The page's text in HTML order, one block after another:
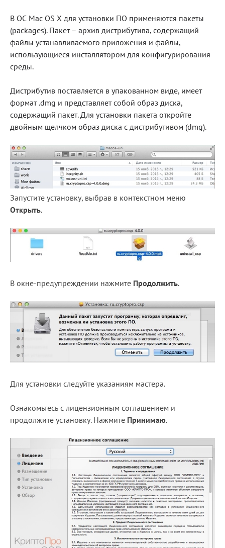
В ОС Mac OS X для установки ПО применяются пакеты
(packages). Пакет – архив дистрибутива, содержащий
файлы устанавливаемого приложения и файлы,
использующиеся инсталлятором для конфигурирования
среды.
Дистрибутив поставляется в упакованном виде, имеет
формат .dmg и представляет собой образ диска,
содержащий пакет. Для установки пакета откройте
двойным щелчком образ диска с дистрибутивом (dmg).
Запустите установку, выбрав в контекстном меню
Открыть.
В окне-предупреждении нажмите Продолжить.
Для установки следуйте указаниям мастера.
Ознакомьтесь с лицензионным соглашением и
продолжите установку. Нажмите Принимаю.